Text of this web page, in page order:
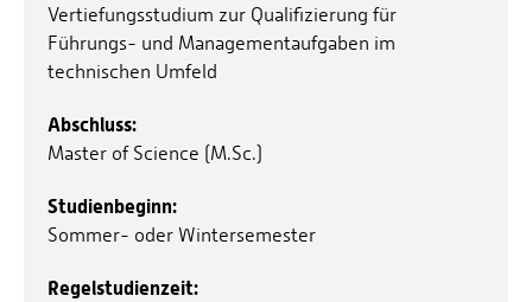
Vertiefungsstudium zur Qualifizierung für
Führungs- und Managementaufgaben im
technischen Umfeld
Abschluss:
Master of Science (M.Sc.)
Studienbeginn:
Sommer- oder Wintersemester
Regelstudienzeit: